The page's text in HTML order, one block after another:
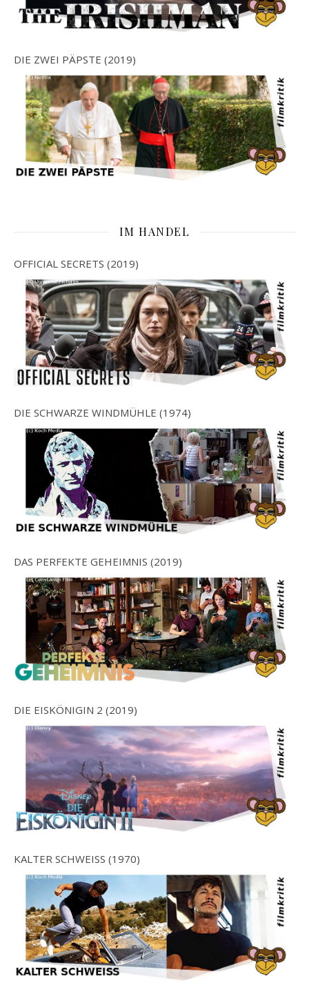
DIE ZWEI PÄPSTE (2019)
IM HANDEL
OFFICIAL SECRETS (2019)
DIE SCHWARZE WINDMÜHLE (1974)
DAS PERFEKTE GEHEIMNIS (2019)
DIE EISKÖNIGIN 2 (2019)
KALTER SCHWEISS (1970)